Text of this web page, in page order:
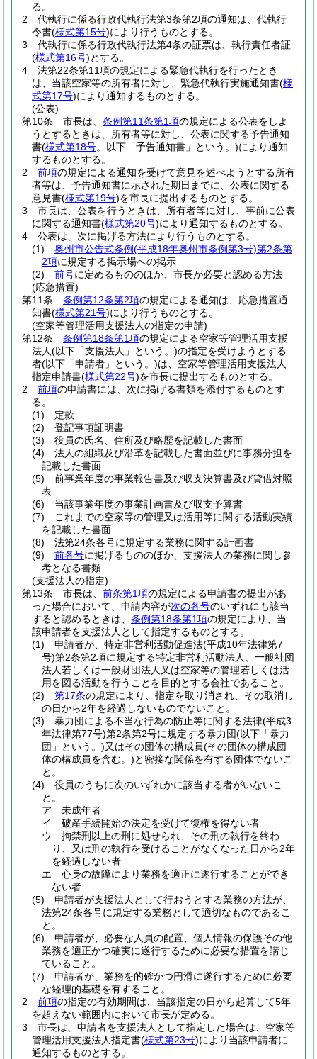
る。
2
代執行に係る行政代執行法第3条第2項の通知は、代執行
令書(様式第15号)により行うものとする。
3
代執行に係る行政代執行法第4条の証票は、執行責任者証
(様式第16号)とする。
4
法第22条第11項の規定による緊急代執行を行ったとき
は、当該空家等の所有者に対し、緊急代執行実施通知書(様
式第17号)により通知するものとする。
(公表)
第10条
市長は、 条例第11条第1項の規定による公表をしよ
うとするときは、所有者等に対し、公表に関する予告通知
書(様式第18号。以下「予告通知書」という。)により通知
するものとする。
2
前項の規定による通知を受けて意見を述べようとする所有
者等は、予告通知書に示された期日までに、公表に関する
意見書(様式第19号)を市長に提出するものとする。
3
市長は、公表を行うときは、所有者等に対し、事前に公表
に関する通知書(様式第20号)により通知するものとする。
4
公表は、次に掲げる方法により行うものとする。
(1)
奥州市公告式条例(平成18年奥州市条例第3号)第2条第
2項に規定する掲示場への掲示
(2)
前号に定めるもののほか、市長が必要と認める方法
(応急措置)
第11条
条例第12条第2項の規定による通知は、応急措置通
知書(様式第21号)により行うものとする。
(空家等管理活用支援法人の指定の申請)
第12条
条例第18条第1項の規定による空家等管理活用支援
法人(以下「支援法人」という。)の指定を受けようとする
者(以下「申請者」という。)は、空家等管理活用支援法人
指定申請書(様式第22号)を市長に提出するものとする。
2
前項の申請書には、次に掲げる書類を添付するものとす
る。
(1)
定款
(2)
登記事項証明書
(3)
役員の氏名、住所及び略歴を記載した書面
(4)
法人の組織及び沿革を記載した書面並びに事務分担を
記載した書面
(5)
前事業年度の事業報告書及び収支決算書及び貸借対照
表
(6)
当該事業年度の事業計画書及び収支予算書
(7)
これまでの空家等の管理又は活用等に関する活動実績
を記載した書面
(8)
法第24条各号に規定する業務に関する計画書
(9)
前各号に掲げるもののほか、支援法人の業務に関し参
考となる書類
(支援法人の指定)
第13条
市長は、 前条第1項の規定による申請書の提出があ
った場合において、申請内容が次の各号のいずれにも該当
すると認めるときは、 条例第18条第1項の規定により、当
該申請者を支援法人として指定するものとする。
(1)
申請者が、特定非営利活動促進法(平成10年法律第7
号)第2条第2項に規定する特定非営利活動法人、一般社団
法人若しくは一般財団法人又は空家等の管理若しくは活
用を図る活動を行うことを目的とする会社であること。
(2)
第17条の規定により、指定を取り消され、その取消し
の日から2年を経過しないものでないこと。
(3)
暴力団による不当な行為の防止等に関する法律(平成3
年法律第77号)第2条第2号に規定する暴力団(以下「暴力
団」という。)又はその団体の構成員(その団体の構成団
体の構成員を含む。)と密接な関係を有する団体でないこ
と。
(4)
役員のうちに次のいずれかに該当する者がいないこ
と。
ア
未成年者
イ
破産手続開始の決定を受けて復権を得ない者
ウ
拘禁刑以上の刑に処せられ、その刑の執行を終わ
り、又は刑の執行を受けることがなくなった日から2年
を経過しない者
エ
心身の故障により業務を適正に遂行することができ
ない者
(5)
申請者が支援法人として行おうとする業務の方法が、
法第24条各号に規定する業務として適切なものであるこ
と。
(6)
申請者が、必要な人員の配置、個人情報の保護その他
業務を適正かつ確実に遂行するために必要な措置を講じ
ていること。
(7)
申請者が、業務を的確かつ円滑に遂行するために必要
な経理的基礎を有すること。
2
前項の指定の有効期間は、当該指定の日から起算して5年
を超えない範囲内において市長が定める。
3
市長は、申請者を支援法人として指定した場合は、空家等
管理活用支援法人指定書(様式第23号)により当該申請者に
通知するものとする。